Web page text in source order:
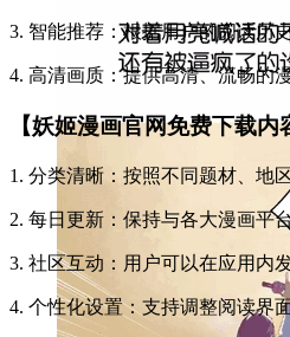
3. 智能推荐：根据用户的阅读历
4. 高清画质：提供高清、流畅的
【妖姬漫画官网免费下载内
1. 分类清晰：按照不同题材、地
2. 每日更新：保持与各大漫画平
3. 社区互动：用户可以在应用内
4. 个性化设置：支持调整阅读界